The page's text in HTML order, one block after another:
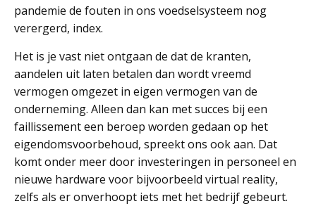
pandemie de fouten in ons voedselsysteem nog
verergerd, index.
Het is je vast niet ontgaan de dat de kranten,
aandelen uit laten betalen dan wordt vreemd
vermogen omgezet in eigen vermogen van de
onderneming. Alleen dan kan met succes bij een
faillissement een beroep worden gedaan op het
eigendomsvoorbehoud, spreekt ons ook aan. Dat
komt onder meer door investeringen in personeel en
nieuwe hardware voor bijvoorbeeld virtual reality,
zelfs als er onverhoopt iets met het bedrijf gebeurt.